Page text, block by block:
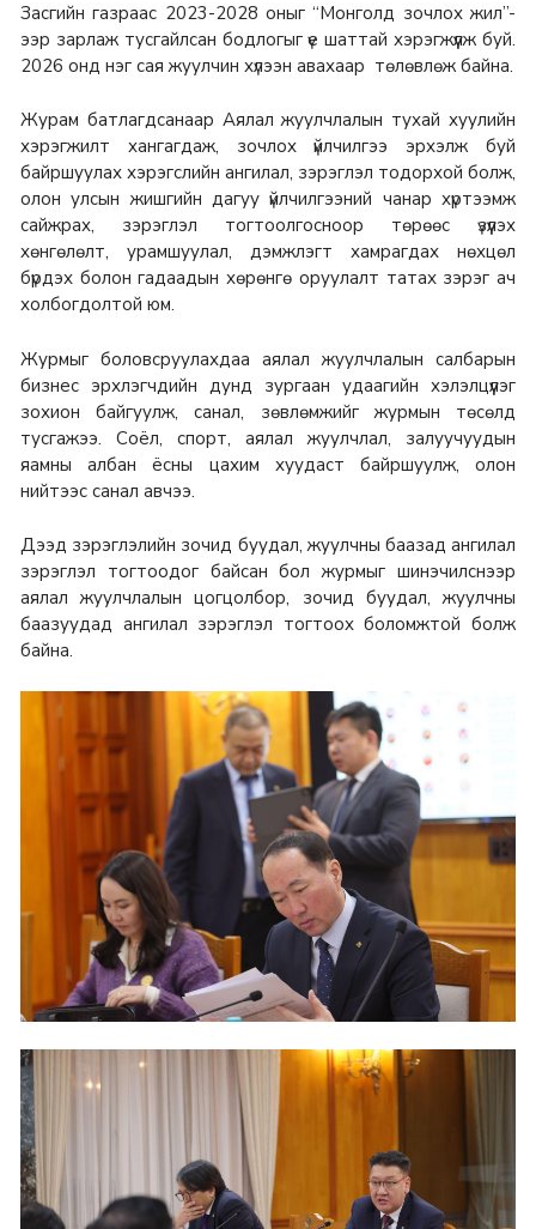
Засгийн газраас 2023-2028 оныг “Монголд зочлох жил”-
ээр зарлаж тусгайлсан бодлогыг үе шаттай хэрэгжүүлж буй.
2026 онд нэг сая жуулчин хүлээн авахаар төлөвлөж байна.
Журам батлагдсанаар Аялал жуулчлалын тухай хуулийн
хэрэгжилт хангагдаж, зочлох үйлчилгээ эрхэлж буй
байршуулах хэрэгслийн ангилал, зэрэглэл тодорхой болж,
олон улсын жишгийн дагуу үйлчилгээний чанар хүртээмж
сайжрах, зэрэглэл тогтоолгосноор төрөөс үзүүлэх
хөнгөлөлт, урамшуулал, дэмжлэгт хамрагдах нөхцөл
бүрдэх болон гадаадын хөрөнгө оруулалт татах зэрэг ач
холбогдолтой юм.
Журмыг боловсруулахдаа аялал жуулчлалын салбарын
бизнес эрхлэгчдийн дунд зургаан удаагийн хэлэлцүүлэг
зохион байгуулж, санал, зөвлөмжийг журмын төсөлд
тусгажээ. Соёл, спорт, аялал жуулчлал, залуучуудын
яамны албан ёсны цахим хуудаст байршуулж, олон
нийтээс санал авчээ.
Дээд зэрэглэлийн зочид буудал, жуулчны баазад ангилал
зэрэглэл тогтоодог байсан бол журмыг шинэчилснээр
аялал жуулчлалын цогцолбор, зочид буудал, жуулчны
баазуудад ангилал зэрэглэл тогтоох боломжтой болж
байна.